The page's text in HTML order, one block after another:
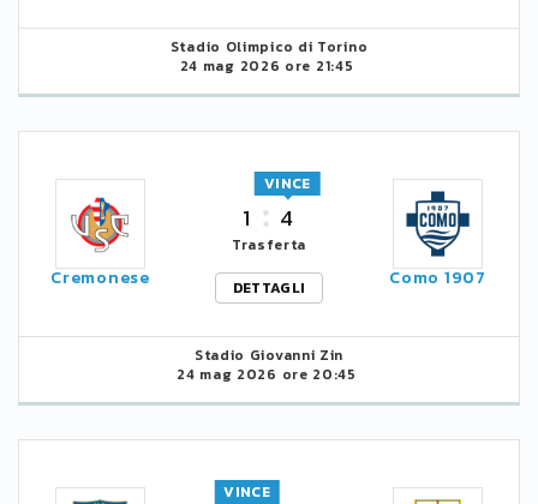
Stadio Olimpico di Torino
24 mag 2026 ore 21:45
Cremonese
1 4
VINCE
Trasferta
DETTAGLI
Como 1907
Stadio Giovanni Zin
24 mag 2026 ore 20:45
VINCE